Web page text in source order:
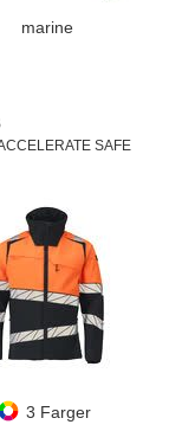
marine
SAFE
3 Farger